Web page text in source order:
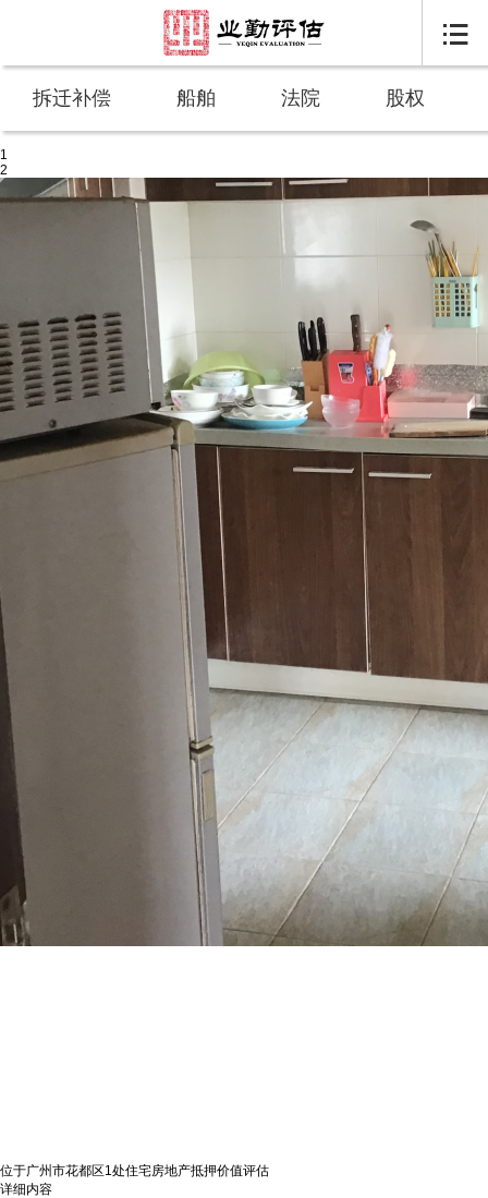

拆迁补偿 船舶 法院 股权
1
2
位于广州市花都区1处住宅房地产抵押价值评估
详细内容